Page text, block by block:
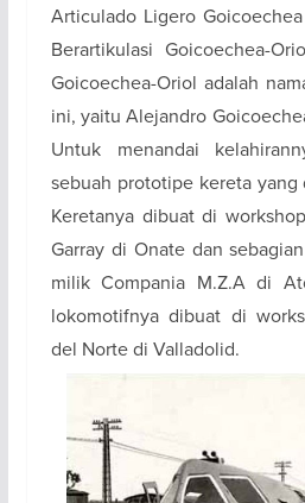
Articulado Ligero
Berartikulasi Goicoechea-
Goicoechea-Oriol adalah
ini, yaitu Alejandro
Untuk menandai
sebuah prototipe kereta yang
Keretanya dibuat di
Garray di Onate dan
milik Compania M.Z.A di
lokomotifnya dibuat di
del Norte di Valladolid.